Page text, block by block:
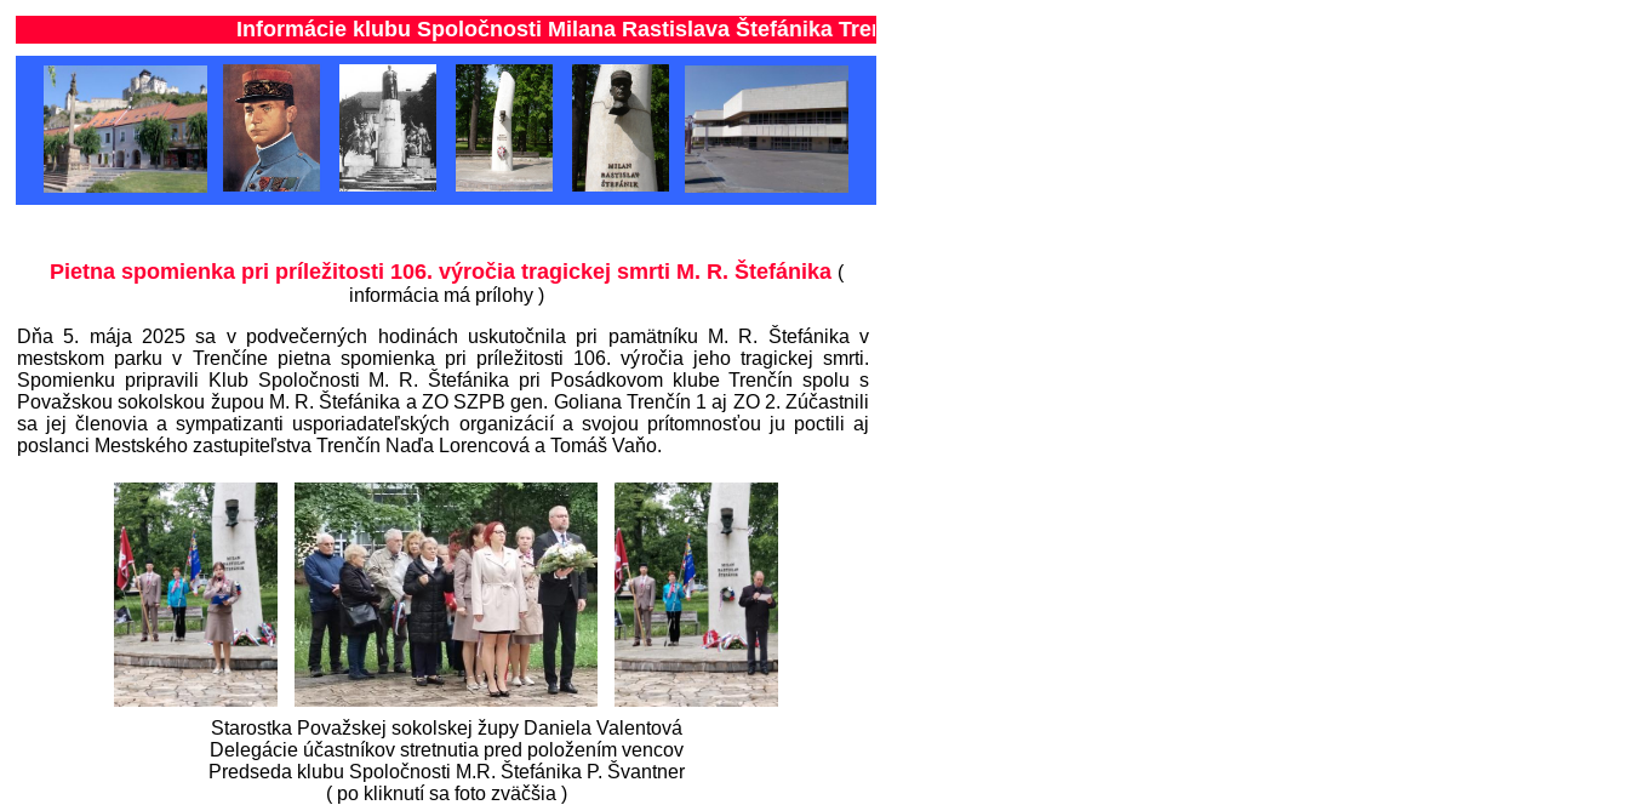
Informácie klubu Spoločnosti Milana Rastislava Štefánika Trenčín
Pietna spomienka pri príležitosti 106. výročia tragickej smrti M. R. Štefánika (
informácia má prílohy )
Dňa 5. mája 2025 sa v podvečerných hodinách uskutočnila pri pamätníku M. R. Štefánika v
mestskom parku v Trenčíne pietna spomienka pri príležitosti 106. výročia jeho tragickej smrti.
Spomienku pripravili Klub Spoločnosti M. R. Štefánika pri Posádkovom klube Trenčín spolu s
Považskou sokolskou župou M. R. Štefánika a ZO SZPB gen. Goliana Trenčín 1 aj ZO 2. Zúčastnili
sa jej členovia a sympatizanti usporiadateľských organizácií a svojou prítomnosťou ju poctili aj
poslanci Mestského zastupiteľstva Trenčín Naďa Lorencová a Tomáš Vaňo.
Starostka Považskej sokolskej župy Daniela Valentová
Delegácie účastníkov stretnutia pred položením vencov
Predseda klubu Spoločnosti M.R. Štefánika P. Švantner
( po kliknutí sa foto zväčšia )